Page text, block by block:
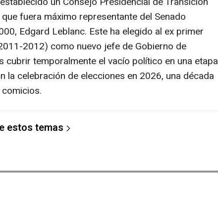
fuera máximo representante del Senado
Edgard Leblanc. Este ha elegido al ex primer
2012) como nuevo jefe de Gobierno de
cubrir temporalmente el vacío político en una etapa
la celebración de elecciones en 2026, una década
estos temas